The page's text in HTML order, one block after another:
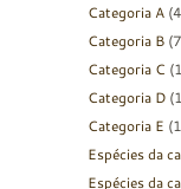
Categoria A
Categoria B
Categoria C
Categoria D
Categoria E
Espécies da
Espécies da